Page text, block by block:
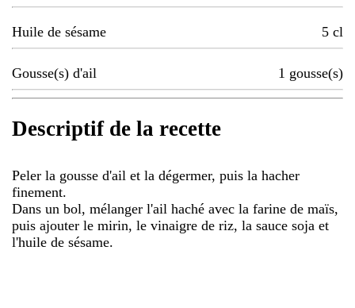
Huile de sésame 5 cl
Gousse(s) d'ail 1 gousse(s)
Descriptif de la recette
Peler la gousse d'ail et la dégermer, puis la hacher
finement.
Dans un bol, mélanger l'ail haché avec la farine de maïs,
puis ajouter le mirin, le vinaigre de riz, la sauce soja et
l'huile de sésame.